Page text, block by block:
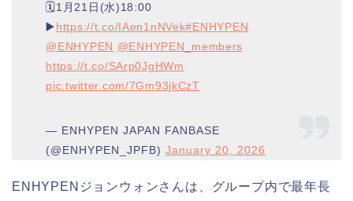
🗓️1月21日(水)18:00
▶️https://t.co/IAen1nNVek#ENHYPEN
@ENHYPEN @ENHYPEN_members
https://t.co/SArp0JgHWm
pic.twitter.com/7Gm93jkCzT
— ENHYPEN JAPAN FANBASE
(@ENHYPEN_JPFB)January 20, 2026
ENHYPENジョンウォンさんは、グループ内で最年長